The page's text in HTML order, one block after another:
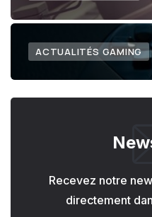
ACTUALITÉS GAMING
Recevez notre
directement